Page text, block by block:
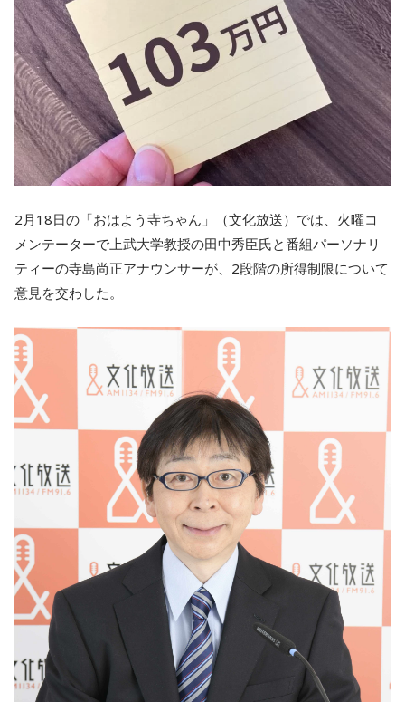
2月18日の「おはよう寺ちゃん」（文化放送）では、火曜コ
メンテーターで上武大学教授の田中秀臣氏と番組パーソナリ
ティーの寺島尚正アナウンサーが、2段階の所得制限について
意見を交わした。